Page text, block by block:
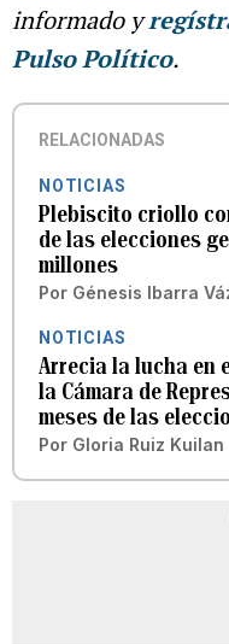
informado y
Pulso Político.
RELACIONADAS
NOTICIAS
Plebiscito criollo
de las elecciones
millones
Por Génesis Ibarra
NOTICIAS
Arrecia la lucha en
la Cámara de
meses de las
Por Gloria Ruiz Kuilan